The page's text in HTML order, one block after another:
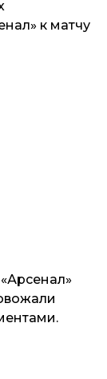
к матчу